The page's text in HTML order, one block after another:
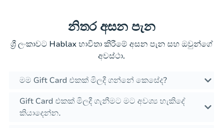
නිතර අසන පැන
ශ්‍රී ලංකාවට Hablax භාවිතා කිරීමේ අසන පැන සහ ඔවුන්ගේ
අවස්ථා.
මම Gift Card එකක් මිලදී ගන්නේ කෙසේද?
Gift Card එකක් මිලදී ගැනීමට මට අවශ්‍ය හැකිදේ
කියාදෙන්න.